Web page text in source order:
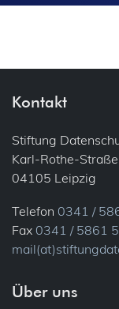
Kontakt
Stiftung
Karl-Rothe-
04105 Leipzig
Telefon 0341 /
Fax 0341 / 5861
Über uns